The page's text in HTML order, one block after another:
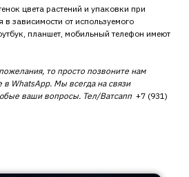
цвета растений и упаковки при
в зависимости от используемого
планшет, мобильный телефон имеют
то просто позвоните нам
WhatsApp. Мы всегда на связи
ваши вопросы. Тел/Ватсапп +7 (931)